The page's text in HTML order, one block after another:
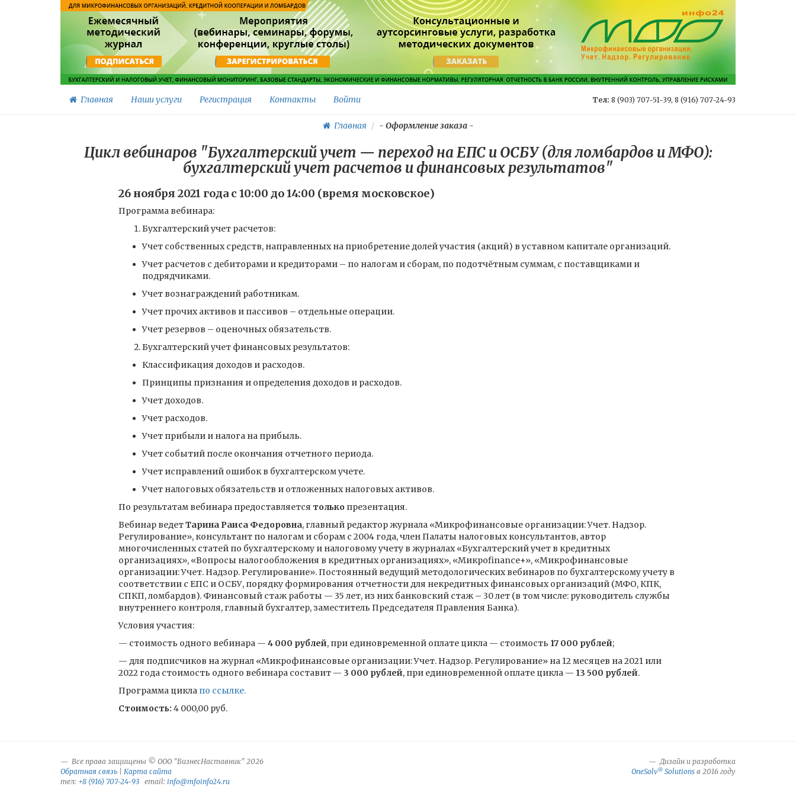
Главная Наши услуги Регистрация Контакты Войти Тел: 8 (903) 707-51-39, 8 (916) 707-24-93
Главная - Оформление заказа-
Цикл вебинаров "Бухгалтерский учет — переход на ЕПС и ОСБУ (для ломбардов и МФО):
бухгалтерский учет расчетов и финансовых результатов"
26 ноября 2021 года с 10:00 до 14:00 (время московское)
Программа вебинара:
Бухгалтерский учет расчетов:
Учет собственных средств, направленных на приобретение долей участия (акций) в уставном капитале организаций.
Учет расчетов с дебиторами и кредиторами – по налогам и сборам, по подотчётным суммам, с поставщиками и
подрядчиками.
Учет вознаграждений работникам.
Учет прочих активов и пассивов – отдельные операции.
Учет резервов – оценочных обязательств.
Бухгалтерский учет финансовых результатов:
Классификация доходов и расходов.
Принципы признания и определения доходов и расходов.
Учет доходов.
Учет расходов.
Учет прибыли и налога на прибыль.
Учет событий после окончания отчетного периода.
Учет исправлений ошибок в бухгалтерском учете.
Учет налоговых обязательств и отложенных налоговых активов.
По результатам вебинара предоставляется толькопрезентация.
Вебинар ведетТарина Раиса Федоровна, главный редактор журнала «Микрофинансовые организации: Учет. Надзор.
Регулирование», консультант по налогам и сборам с 2004 года, член Палаты налоговых консультантов, автор
многочисленных статей по бухгалтерскому и налоговому учету в журналах «Бухгалтерский учет в кредитных
организациях», «Вопросы налогообложения в кредитных организациях», «Микроfinance+», «Микрофинансовые
организации: Учет. Надзор. Регулирование». Постоянный ведущий методологических вебинаров по бухгалтерскому учету в
соответствии с ЕПС и ОСБУ, порядку формирования отчетности для некредитных финансовых организаций (МФО, КПК,
СПКП, ломбардов). Финансовый стаж работы — 35 лет, из них банковский стаж – 30 лет (в том числе: руководитель службы
внутреннего контроля, главный бухгалтер, заместитель Председателя Правления Банка).
Условия участия:
— стоимость одного вебинара — 4 000 рублей, при единовременной оплате цикла — стоимость 17 000 рублей;
— для подписчиков на журнал «Микрофинансовые организации: Учет. Надзор. Регулирование» на 12 месяцев на 2021 или
2022 года стоимость одного вебинара составит — 3 000 рублей, при единовременной оплате цикла — 13 500 рублей.
Программа цикла по ссылке.
Стоимость: 4 000,00 руб.
Все права защищены © ООО "БизнесНаставник" 2026
Обратная связь
Карта сайта
тел: +8 (916) 707-24-93 email: info@mfoinfo24.ru
Дизайн и разработка
OneSolv® Solutions в 2016 году